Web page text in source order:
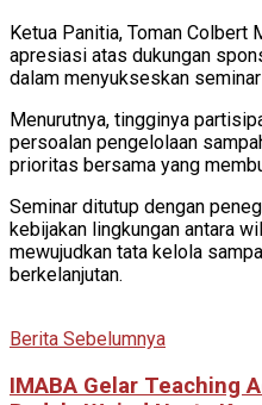
Ketua Panitia, Toman Colbert
apresiasi atas dukungan
dalam menyukseskan
Menurutnya, tingginya
persoalan pengelolaan
prioritas bersama yang
Seminar ditutup dengan
kebijakan lingkungan antara
mewujudkan tata kelola
berkelanjutan.
Berita Sebelumnya
IMABA Gelar Teaching